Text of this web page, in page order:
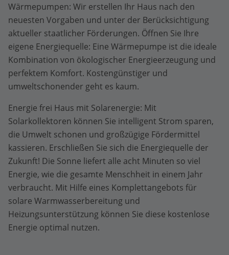
Wärmepumpen: Wir erstellen Ihr Haus nach den
neuesten Vorgaben und unter der Berücksichtigung
aktueller staatlicher Förderungen. Öffnen Sie Ihre
eigene Energiequelle: Eine Wärmepumpe ist die ideale
Kombination von ökologischer Energieerzeugung und
perfektem Komfort. Kostengünstiger und
umweltschonender geht es kaum.
Energie frei Haus mit Solarenergie: Mit
Solarkollektoren können Sie intelligent Strom sparen,
die Umwelt schonen und großzügige Fördermittel
kassieren. Erschließen Sie sich die Energiequelle der
Zukunft! Die Sonne liefert alle acht Minuten so viel
Energie, wie die gesamte Menschheit in einem Jahr
verbraucht. Mit Hilfe eines Komplettangebots für
solare Warmwasserbereitung und
Heizungsunterstützung können Sie diese kostenlose
Energie optimal nutzen.